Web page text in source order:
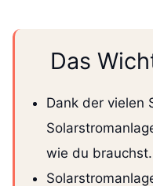
Das
Dank der vielen
wie du brauchst.